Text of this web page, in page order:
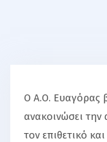
Ο Α.Ο. Ευαγόρας
ανακοινώσει
τον επιθετικό